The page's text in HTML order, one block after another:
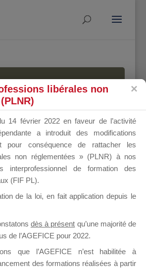
DU
Groupe Public
il y a un mois
libérales non
14 février 2022 en faveur de l’activité
a introduit des modifications
pour conséquence de rattacher les
non réglementées » (PLNR) à nos
interprofessionnel de formation des
(FIF PL).
de la loi, en fait application depuis le
dès à présent qu’une majorité de
de l’AGEFICE pour 2022.
que l’AGEFICE n’est habilitée à
des formations réalisées à partir